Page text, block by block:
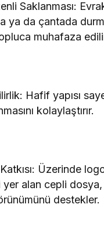
Saklanması:
ya da çantada
muhafaza
Hafif yapısı
kolaylaştırır.
Üzerinde
alan cepli dosya,
destekler.